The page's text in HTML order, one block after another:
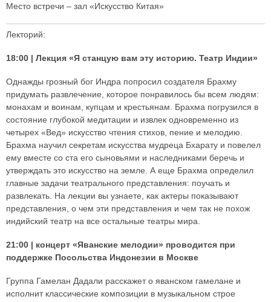
Место встречи – зал «Искусство Китая»
Лекторий:
18:00 | Лекция «Я станцую вам эту историю. Театр Индии»
Однажды грозный бог Индра попросил создателя Брахму
придумать развлечение, которое понравилось бы всем людям:
монахам и воинам, купцам и крестьянам. Брахма погрузился в
состояние глубокой медитации и извлек одновременно из
четырех «Вед» искусство чтения стихов, пение и мелодию.
Брахма научил секретам искусства мудреца Бхарату и повелел
ему вместе со ста его сыновьями и наследниками беречь и
утверждать это искусство на земле. А еще Брахма определил
главные задачи театрального представления: поучать и
развлекать. На лекции вы узнаете, как актеры показывают
представления, о чем эти представления и чем так не похож
индийский театр на все остальные театры мира.
21:00 | концерт «Яванские мелодии» проводится при
поддержке Посольства Индонезии в Москве
Группа Гамелан Дадали расскажет о яванском гамелане и
исполнит классические композиции в музыкальном строе